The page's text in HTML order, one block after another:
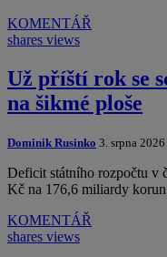
KOMENTÁŘ
shares views
Už příští rok se
na šikmé ploše
Dominik Rusinko 3. srpna 2026
Deficit státního rozpočtu v
Kč na 176,6 miliardy
KOMENTÁŘ
shares views